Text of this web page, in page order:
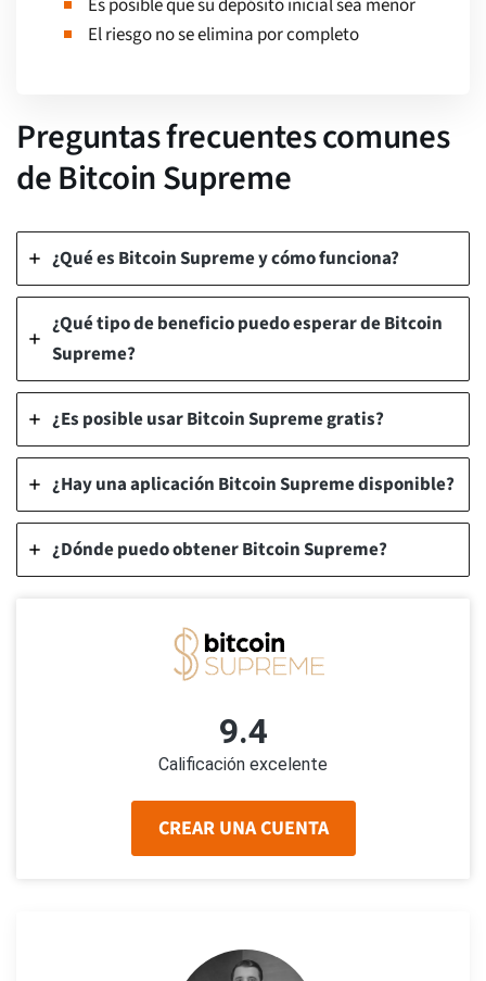
Es posible que su depósito inicial sea menor
El riesgo no se elimina por completo
Preguntas frecuentes comunes
de Bitcoin Supreme
¿Qué es Bitcoin Supreme y cómo funciona?
¿Qué tipo de beneficio puedo esperar de Bitcoin
Supreme?
¿Es posible usar Bitcoin Supreme gratis?
¿Hay una aplicación Bitcoin Supreme disponible?
¿Dónde puedo obtener Bitcoin Supreme?
9.4
Calificación excelente
CREAR UNA CUENTA